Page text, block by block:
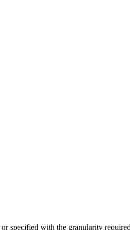
specified with the granularity